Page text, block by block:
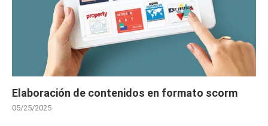
Elaboración de contenidos en formato scorm
05/25/2025